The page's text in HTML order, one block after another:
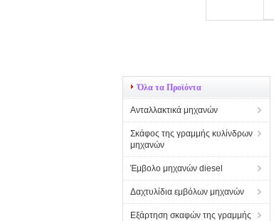
Όλα τα Προϊόντα
Ανταλλακτικά μηχανών
Σκάφος της γραμμής κυλίνδρων
μηχανών
Έμβολο μηχανών diesel
Δαχτυλίδια εμβόλων μηχανών
Εξάρτηση σκαφών της γραμμής